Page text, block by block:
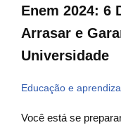
Enem 2024: 6
Arrasar e
Universidade
Educação e
Você está se